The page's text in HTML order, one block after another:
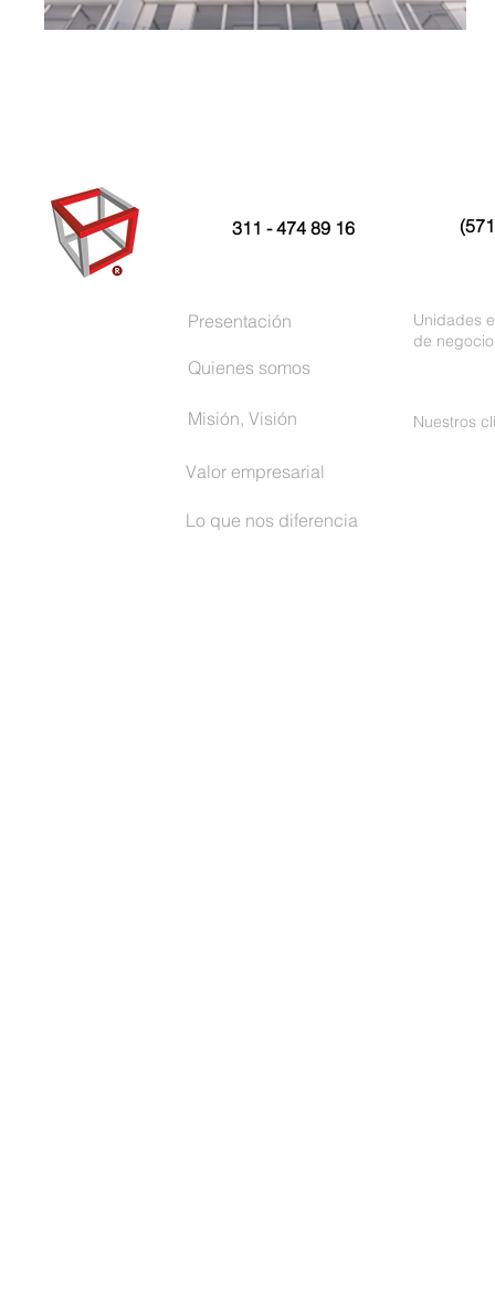
311 - 474 89 16
Presentación
Quienes somos
Misión, Visión
Valor empresarial
Lo que nos diferencia
Unidades
de negocio
Nuestros